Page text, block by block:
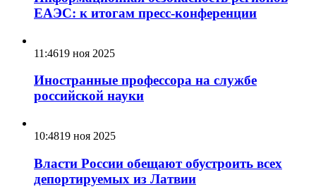
ЕАЭС: к итогам пресс-конференции
11:4619 ноя 2025
Иностранные профессора на службе
российской науки
10:4819 ноя 2025
Власти России обещают обустроить всех
депортируемых из Латвии